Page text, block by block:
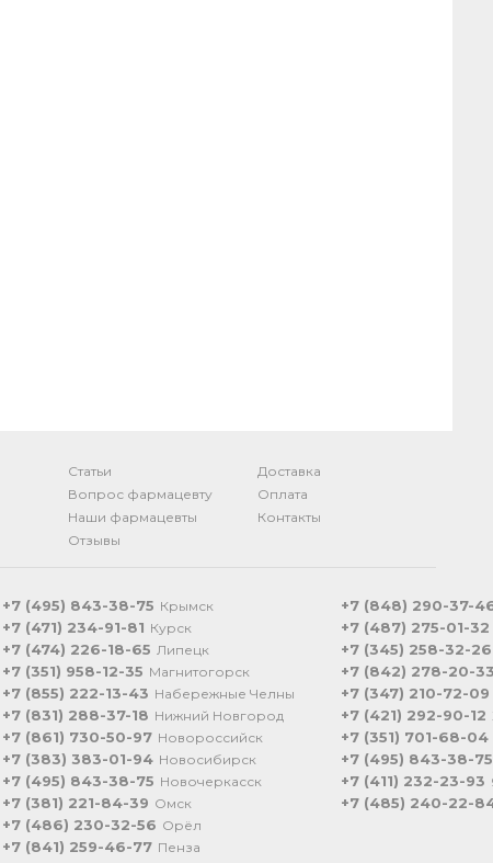
Статьи
Вопрос фармацевту
Наши фармацевты
Отзывы
Доставка
Оплата
Контакты
+7 (495) 843-38-75 Крымск
+7 (471) 234-91-81 Курск
+7 (474) 226-18-65 Липецк
+7 (351) 958-12-35 Магнитогорск
+7 (855) 222-13-43 Набережные Челны
+7 (831) 288-37-18 Нижний Новгород
+7 (861) 730-50-97 Новороссийск
+7 (383) 383-01-94 Новосибирск
+7 (495) 843-38-75 Новочеркасск
+7 (381) 221-84-39 Омск
+7 (486) 230-32-56 Орёл
+7 (841) 259-46-77 Пенза
+7 (848) 290-37-
+7 (487) 275-01-32
+7 (345) 258-32-26
+7 (842) 278-20-
+7 (347) 210-72-09
+7 (421) 292-90-12
+7 (351) 701-68-04
+7 (495) 843-38-75
+7 (411) 232-23-93
+7 (485) 240-22-